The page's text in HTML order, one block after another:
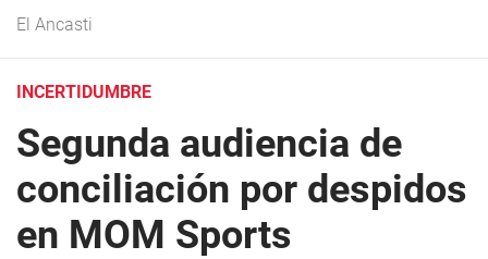
El Ancasti
INCERTIDUMBRE
Segunda audiencia de
conciliación por despidos
en MOM Sports